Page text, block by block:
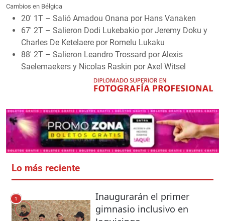
Cambios en Bélgica
20′ 1T – Salió Amadou Onana por Hans Vanaken
67′ 2T – Salieron Dodi Lukebakio por Jeremy Doku y
Charles De Ketelaere por Romelu Lukaku
88′ 2T – Salieron Leandro Trossard por Alexis
Saelemaekers y Nicolas Raskin por Axel Witsel
Lo más reciente
1
Inaugurarán el primer
gimnasio inclusivo en